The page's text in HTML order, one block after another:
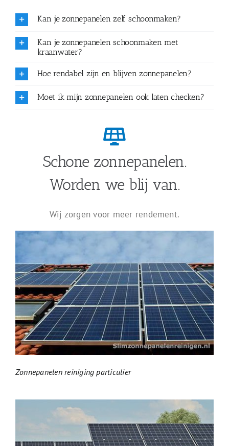
Kan je zonnepanelen zelf schoonmaken?
Kan je zonnepanelen schoonmaken met
kraanwater?
Hoe rendabel zijn en blijven zonnepanelen?
Moet ik mijn zonnepanelen ook laten checken?
Schone zonnepanelen.
Worden we blij van.
Wij zorgen voor meer rendement.
Zonnepanelen reiniging particulier